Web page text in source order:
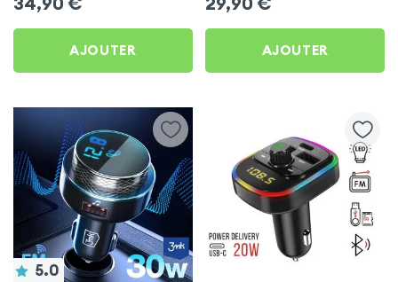
C, Kit Main Libre
Multifonction - 4smarts
AJOUTER
Redmi 13
AJOUTER
5.0